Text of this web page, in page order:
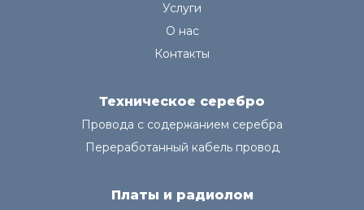
Услуги
О нас
Контакты
Техническое серебро
Провода с содержанием серебра
Переработанный кабель провод
Платы и радиолом